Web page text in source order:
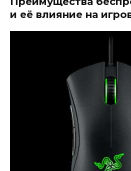
и её влияние на